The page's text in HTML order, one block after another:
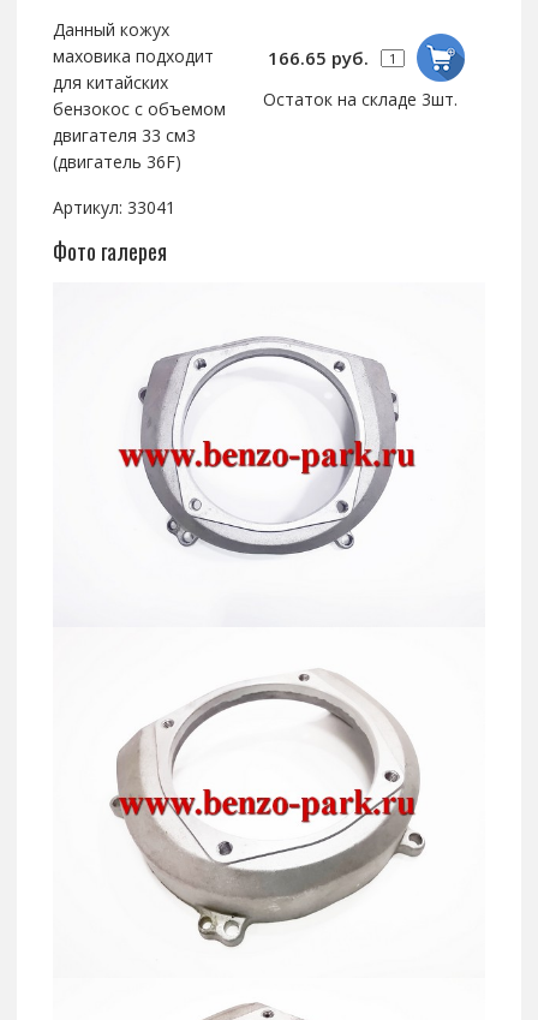
166.65 руб.
Остаток на складе 3шт.
Данный кожух
маховика подходит
для китайских
бензокос с объемом
двигателя 33 см3
(двигатель 36F)
Артикул: 33041
Фото галерея